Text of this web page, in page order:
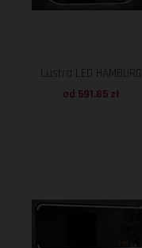
Lustra LED HAMBURG
od 591.85 zł